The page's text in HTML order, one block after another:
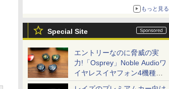
Switch版からのアップグレードも可能に
もっと見る
Special Site
エントリーなのに脅威の実
力!「Osprey」Noble Audioワ
イヤレスイヤフォン4機種を
一気に聴く